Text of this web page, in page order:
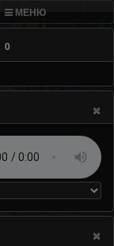
МЕНЮ
0
×
×